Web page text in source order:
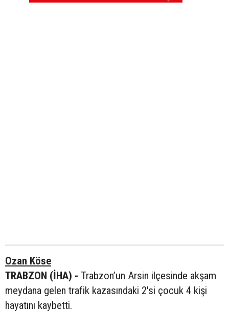
Ozan Köse
TRABZON (İHA) - Trabzon’un Arsin ilçesinde akşam
meydana gelen trafik kazasındaki 2'si çocuk 4 kişi
hayatını kaybetti.